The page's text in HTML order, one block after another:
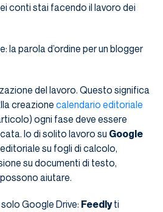
conti stai facendo il lavoro dei
la parola d’ordine per un blogger
del lavoro. Questo significa
creazione calendario editoriale
ogni fase deve essere
Io di solito lavoro su Google
su fogli di calcolo,
su documenti di testo,
aiutare.
Google Drive: Feedlyti